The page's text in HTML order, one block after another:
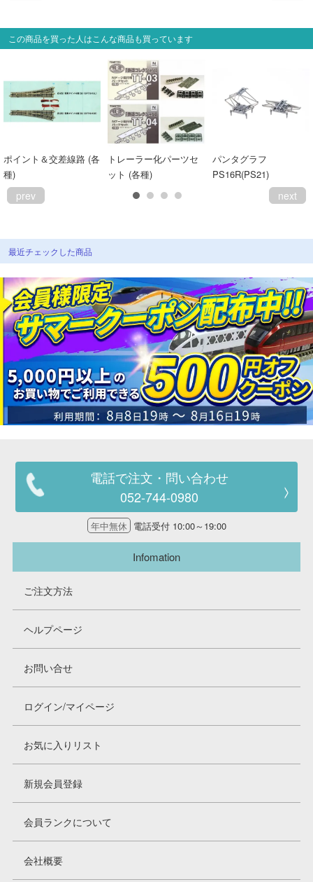
この商品を買った人はこんな商品も買っています
ポイント＆交差線路 (各
種)
トレーラー化パーツセ
ット (各種)
パンタグラフ
PS16R(PS21)
prev next
最近チェックした商品
電話で注文・問い合わせ
052-744-0980
年中無休 電話受付 10:00～19:00
Infomation
ご注文方法
ヘルプページ
お問い合せ
ログイン/マイページ
お気に入りリスト
新規会員登録
会員ランクについて
会社概要